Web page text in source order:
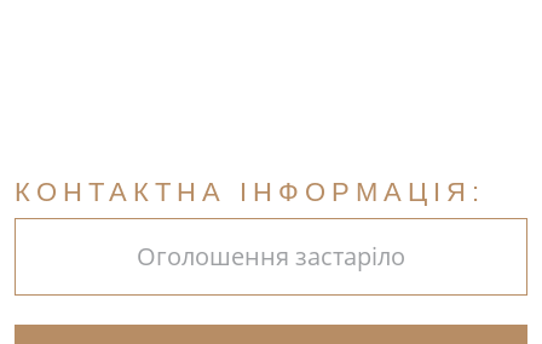
КОНТАКТНА ІНФОРМАЦІЯ:
Оголошення застаріло